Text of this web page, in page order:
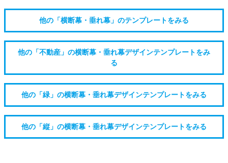
他の「横断幕・垂れ幕」のテンプレートをみる
他の「不動産」の横断幕・垂れ幕デザインテンプレートをみ
る
他の「緑」の横断幕・垂れ幕デザインテンプレートをみる
他の「縦」の横断幕・垂れ幕デザインテンプレートをみる